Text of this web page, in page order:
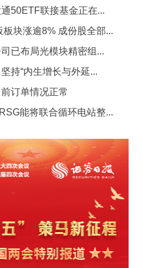
50ETF联接基金正在...
块涨逾8% 成份股全部...
已布局光模块精密组...
持“内生增长与外延...
订单情况正常
能将联合循环电站整...